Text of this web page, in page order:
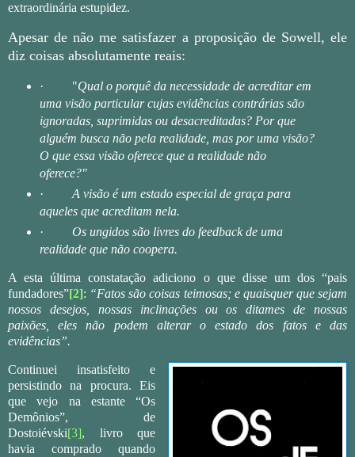
extraordinária estupidez.
Apesar de não me satisfazer a proposição de Sowell, ele
diz coisas absolutamente reais:
· "Qual o porquê da necessidade de acreditar em
uma visão particular cujas evidências contrárias são
ignoradas, suprimidas ou desacreditadas? Por que
alguém busca não pela realidade, mas por uma visão?
O que essa visão oferece que a realidade não
oferece?"
·
A visão é um estado especial de graça para
aqueles que acreditam nela.
·
Os ungidos são livres do feedback de uma
realidade que não coopera.
A esta última constatação adiciono o que disse um dos “pais
fundadores”[2]: “Fatos são coisas teimosas; e quaisquer que sejam
nossos desejos, nossas inclinações ou os ditames de nossas
paixões, eles não podem alterar o estado dos fatos e das
evidências”.
Continuei insatisfeito e
persistindo na procura. Eis
que vejo na estante “Os
Demônios”, de
Dostoiévski[3], livro que
havia comprado quando